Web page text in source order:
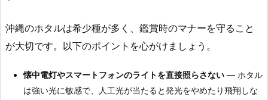
沖縄のホタルは希少種が多く、鑑賞時のマナーを守ること
が大切です。以下のポイントを心がけましょう。
懐中電灯やスマートフォンのライトを直接照らさない — ホタル
は強い光に敏感で、人工光が当たると発光をやめたり飛翔しな